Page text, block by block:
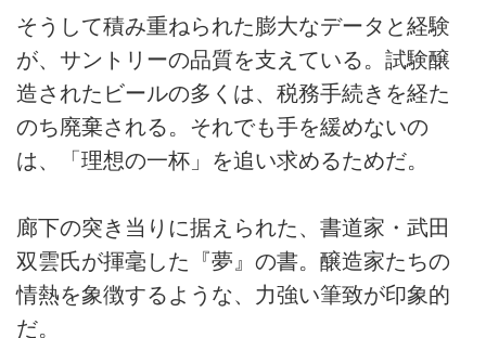
そうして積み重ねられた膨大なデータと経験
が、サントリーの品質を支えている。試験醸
造されたビールの多くは、税務手続きを経た
のち廃棄される。それでも手を緩めないの
は、「理想の一杯」を追い求めるためだ。
廊下の突き当りに据えられた、書道家・武田
双雲氏が揮毫した『夢』の書。醸造家たちの
情熱を象徴するような、力強い筆致が印象的
だ。